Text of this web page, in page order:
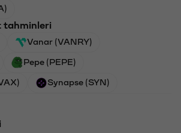
tahminleri
Vanar (VANRY)
Pepe (PEPE)
Synapse (SYN)